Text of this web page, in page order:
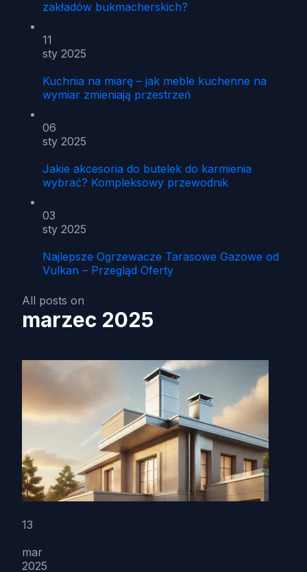
zakładów bukmacherskich?
11
sty 2025
Kuchnia na miarę – jak meble kuchenne na
wymiar zmieniają przestrzeń
06
sty 2025
Jakie akcesoria do butelek do karmienia
wybrać? Kompleksowy przewodnik
03
sty 2025
Najlepsze Ogrzewacze Tarasowe Gazowe od
Vulkan – Przegląd Oferty
All posts on
marzec 2025
13
mar
2025